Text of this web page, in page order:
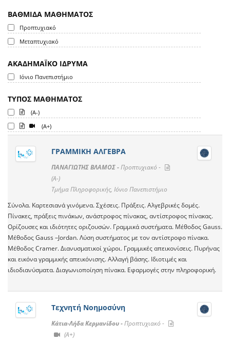
ΒΑΘΜΙΔΑ ΜΑΘΗΜΑΤΟΣ
Προπτυχιακό
Μεταπτυχιακό
ΑΚΑΔΗΜΑΪΚΟ ΙΔΡΥΜΑ
Ιόνιο Πανεπιστήμιο
ΤΥΠΟΣ ΜΑΘΗΜΑΤΟΣ
(A-)
(A+)
ΓΡΑΜΜΙΚΗ ΑΛΓΕΒΡΑ
ΠΑΝΑΓΙΩΤΗΣ ΒΛΑΜΟΣ -Προπτυχιακό -
(A-)
Τμήμα Πληροφορικής, Ιόνιο Πανεπιστήμιο
Σύνολα. Καρτεσιανά γινόμενα. Σχέσεις. Πράξεις. Αλγεβρικές δομές.
Πίνακες, πράξεις πινάκων, ανάστροφος πίνακας, αντίστροφος πίνακας.
Ορίζουσες και ιδιότητες οριζουσών. Γραμμικά συστήματα. Μέθοδος Gauss.
Μέθοδος Gauss –Jordan. Λύση συστήματος με τον αντίστροφο πίνακα.
Μέθοδος Cramer. Διανυσματικοί χώροι. Γραμμικές απεικονίσεις. Πυρήνας
και εικόνα γραμμικής απεικόνισης. Αλλαγή βάσης. Ιδιοτιμές και
ιδιοδιανύσματα. Διαγωνιοποίηση πίνακα. Εφαρμογές στην πληροφορική.
Τεχνητή Νοημοσύνη
Κάτια-Λήδα Κερμανίδου -Προπτυχιακό -
(A+)